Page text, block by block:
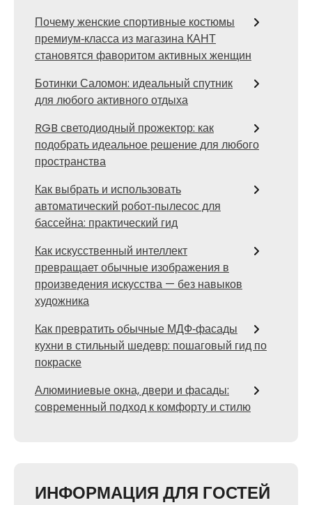
Почему женские спортивные костюмы
премиум‑класса из магазина КАНТ
становятся фаворитом активных женщин
Ботинки Саломон: идеальный спутник
для любого активного отдыха
RGB светодиодный прожектор: как
подобрать идеальное решение для любого
пространства
Как выбрать и использовать
автоматический робот‑пылесос для
бассейна: практический гид
Как искусственный интеллект
превращает обычные изображения в
произведения искусства — без навыков
художника
Как превратить обычные МДФ‑фасады
кухни в стильный шедевр: пошаговый гид по
покраске
Алюминиевые окна, двери и фасады:
современный подход к комфорту и стилю
ИНФОРМАЦИЯ ДЛЯ ГОСТЕЙ